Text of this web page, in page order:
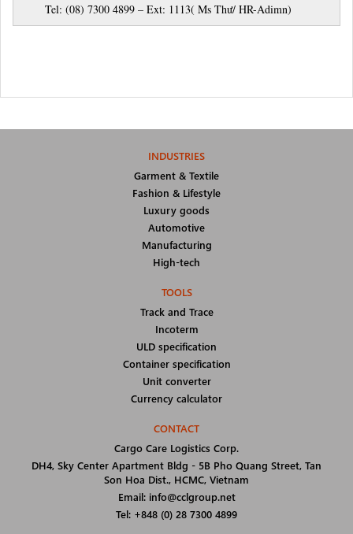
Tel: (08) 7300 4899 – Ext: 1113( Ms Thư/ HR-Adimn)
INDUSTRIES
Garment & Textile
Fashion & Lifestyle
Luxury goods
Automotive
Manufacturing
High-tech
TOOLS
Track and Trace
Incoterm
ULD specification
Container specification
Unit converter
Currency calculator
CONTACT
Cargo Care Logistics Corp.
DH4, Sky Center Apartment Bldg - 5B Pho Quang Street, Tan
Son Hoa Dist., HCMC, Vietnam
Email: info@cclgroup.net
Tel: +848 (0) 28 7300 4899